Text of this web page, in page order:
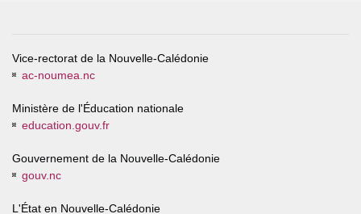
Vice-rectorat de la Nouvelle-Calédonie
ac-noumea.nc
Ministère de l'Éducation nationale
education.gouv.fr
Gouvernement de la Nouvelle-Calédonie
gouv.nc
L'État en Nouvelle-Calédonie